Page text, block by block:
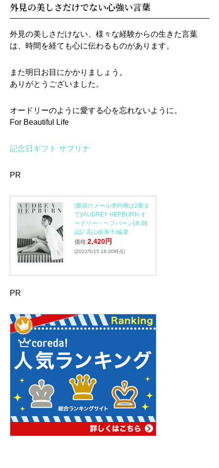
外見の美しさだけでない心強い言葉
外見の美しさだけない、様々な経験からの生きた言葉
は、時間を経ても心に伝わるものがあります。
また明日お目にかかりましょう。
ありがとうございました。
オードリーのように愛する心を忘れないように。
For Beautiful Life
記念日ギフト サブリナ
PR
[書籍のメール便同梱は2冊ま
で]/AUDREY HEPBURN オ
ードリー・ヘプバーン[本/雑
誌] / 高山裕美子/編著
価格:2,420円
(2022/5/15 16:20時点)
PR